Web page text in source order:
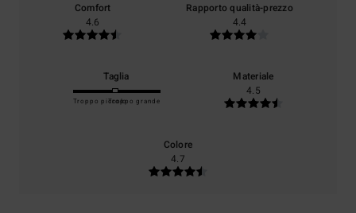
Comfort
4.6
Rapporto qualità-prezzo
4.4
Taglia
Troppo piccoloTroppo grande
Materiale
4.5
Colore
4.7